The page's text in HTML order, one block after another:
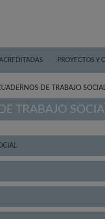
PROYECTOS Y
DE TRABAJO
TRABAJO